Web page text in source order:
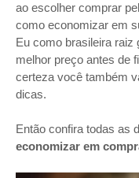
ao escolher comprar
como economizar em
Eu como brasileira raiz
melhor preço antes de
certeza você também
dicas.
Então confira todas as
economizar em